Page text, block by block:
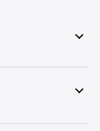
Naturel Teddy